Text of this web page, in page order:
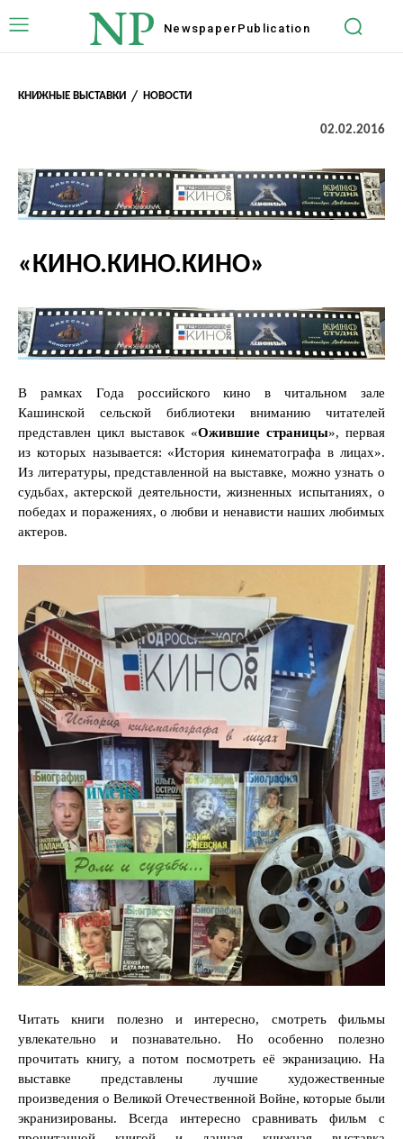
NP Newspaper Publication
КНИЖНЫЕ ВЫСТАВКИ НОВОСТИ
02.02.2016
«КИНО.КИНО.КИНО»
В рамках Года российского кино в читальном зале
Кашинской сельской библиотеки вниманию читателей
представлен цикл выставок «Ожившие страницы», первая
из которых называется: «История кинематографа в лицах».
Из литературы, представленной на выставке, можно узнать о
судьбах, актерской деятельности, жизненных испытаниях, о
победах и поражениях, о любви и ненависти наших любимых
актеров.
Читать книги полезно и интересно, смотреть фильмы
увлекательно и познавательно. Но особенно полезно
прочитать книгу, а потом посмотреть её экранизацию. На
выставке представлены лучшие художественные
произведения о Великой Отечественной Войне, которые были
экранизированы. Всегда интересно сравнивать фильм с